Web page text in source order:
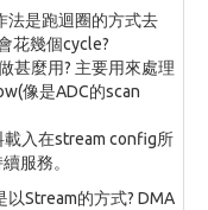
法是跑迴圈的方式去
花幾個cycle?
甚麼用? 主要用來處理
像是ADC的scan
入在stream config所
服務。
以Stream的方式? DMA